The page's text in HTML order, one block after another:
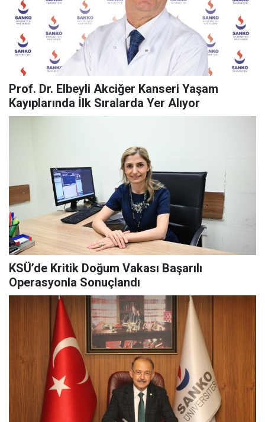
Prof. Dr. Elbeyli Akciğer Kanseri Yaşam
Kayıplarında İlk Sıralarda Yer Alıyor
KSÜ’de Kritik Doğum Vakası Başarılı
Operasyonla Sonuçlandı